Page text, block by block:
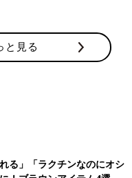
と見る
る」「ラクチンなのにオシ